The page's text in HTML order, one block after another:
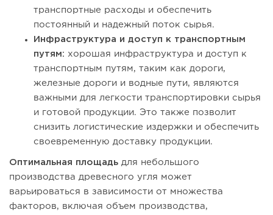
транспортные расходы и обеспечить
постоянный и надежный поток сырья.
Инфраструктура и доступ к транспортным
путям: хорошая инфраструктура и доступ к
транспортным путям, таким как дороги,
железные дороги и водные пути, являются
важными для легкости транспортировки сырья
и готовой продукции. Это также позволит
снизить логистические издержки и обеспечить
своевременную доставку продукции.
Оптимальная площадь для небольшого
производства древесного угля может
варьироваться в зависимости от множества
факторов, включая объем производства,